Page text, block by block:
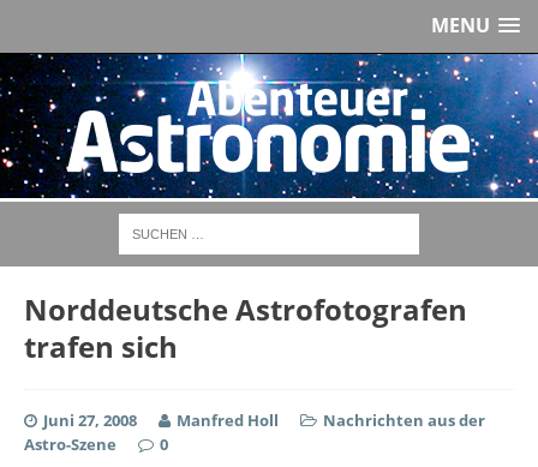
MENU
Norddeutsche Astrofotografen
trafen sich
Juni 27, 2008 Manfred Holl
Nachrichten aus der
Astro-Szene
0